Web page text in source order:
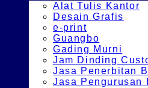
Alat Tulis Kantor
Desain Grafis
e-print
Guangbo
Gading Murni
Jam Dinding
Jasa Penerbitan
Jasa Pengurusan